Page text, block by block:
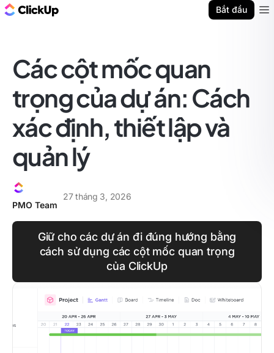
Bắt đầu
Các cột mốc quan
trọng của dự án: Cách
xác định, thiết lập và
quản lý
PMO Team
27 tháng 3, 2026
Giữ cho các dự án đi đúng hướng bằng
cách sử dụng các cột mốc quan trọng
của ClickUp